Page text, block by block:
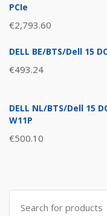
PCIe
€2,793.60
DELL BE/BTS/Dell 15
€493.24
DELL NL/BTS/Dell 15
W11P
€500.10
Search
for: